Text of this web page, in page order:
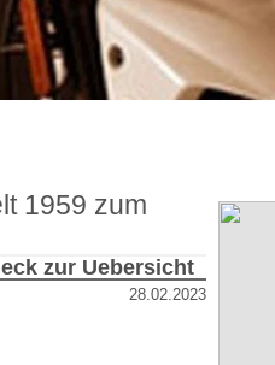
1959 zum
zur Uebersicht
28.02.2023